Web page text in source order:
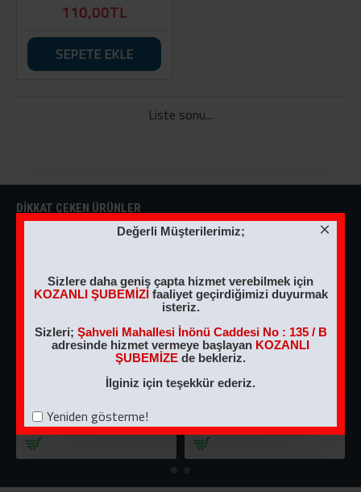
Değerli Müşterilerimiz;
Sizlere daha geniş çapta hizmet verebilmek için
KOZANLI ŞUBEMİZİfaaliyet geçirdiğimizi duyurmak
isteriz.
Sizleri; Şahveli Mahallesi İnönü Caddesi No : 135 / B
adresinde hizmet vermeye başlayan KOZANLI
ŞUBEMİZE de bekleriz.
İlginiz için teşekkür ederiz.
Yeniden gösterme!
110,00TL
SEPETE EKLE
Liste sonu...
DIKKAT ÇEKEN ÜRÜNLER
540,00TL 1.100,00TL